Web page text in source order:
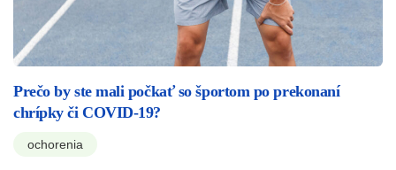
Prečo by ste mali počkať so športom po prekonaní
chrípky či COVID-19?
ochorenia